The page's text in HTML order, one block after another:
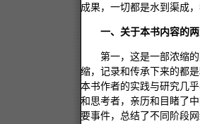
成果，一切都是水到渠成
一、关于本书内容的
第一，这是一部浓缩
缩，记录和传承下来的都
本书作者的实践与研究几
和思考者，亲历和目睹了
要事件，总结了不同阶段